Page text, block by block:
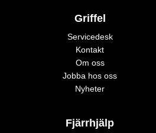
Griffel
Servicedesk
Kontakt
Om oss
Jobba hos oss
Nyheter
Fjärrhjälp